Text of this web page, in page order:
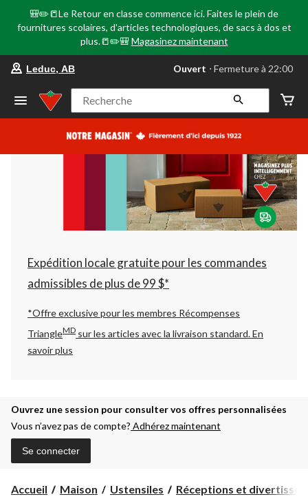
🎒✏️📒Le Retour en classe commence ici. Faites le plein de
fournitures scolaires, d'articles technologiques, de sacs à dos et
plus.📒✏️🎒 Magasinez maintenant
votre
préféré
Leduc,
AB,
courament
Fermeture
à
22:00
cliquer
pour
changer
Leduc, AB Ouvert ⋅ Fermeture à 22:00
Recherche
Expédition locale gratuite pour les commandes
admissibles de plus de 99 $*
*Offre exclusive pour les membres Récompenses
TriangleMD sur les articles avec la livraison standard.En
savoir plus
Ouvrez une session pour consulter vos offres personnalisées
Vous n’avez pas de compte? Adhérez maintenant
Se connecter
Accueil Maison Ustensiles Réceptions et